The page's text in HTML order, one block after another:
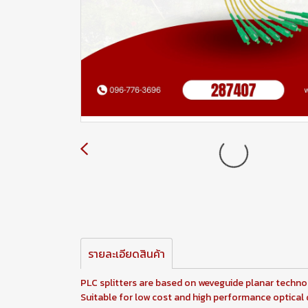
รายละเอียดสินค้า
PLC splitters are based on weveguide planar
Suitable for low cost and high performance